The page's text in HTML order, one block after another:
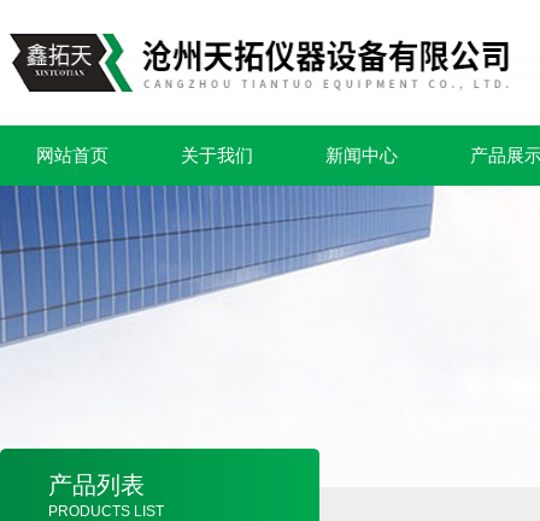
网站首页 关于我们 新闻中心 产品展
产品列表
PRODUCTS LIST